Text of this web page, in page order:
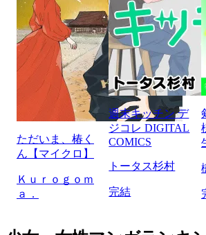
ただいま、椿く
ん【マイクロ】
Ｋｕｒｏｇｏｍ
ａ．
週末キッチン デ
ジコレ DIGITAL
COMICS
トータス杉村
完結